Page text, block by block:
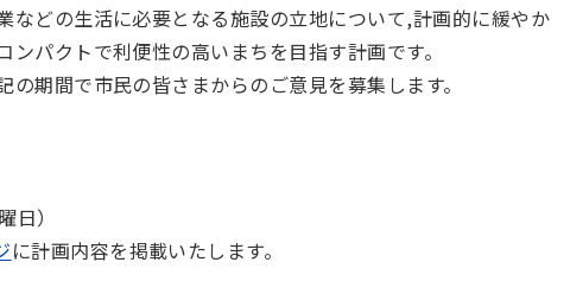
などの生活に必要となる施設の立地について,計画的に緩やか
パクトで利便性の高いまちを目指す計画です。
期間で市民の皆さまからのご意見を募集します。
）
に計画内容を掲載いたします。